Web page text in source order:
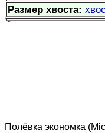
Размер хвоста:
Полёвка экономка